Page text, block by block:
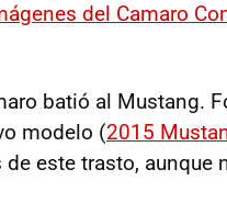
del Camaro
batió al Mustang.
modelo (2015
este trasto, aunque